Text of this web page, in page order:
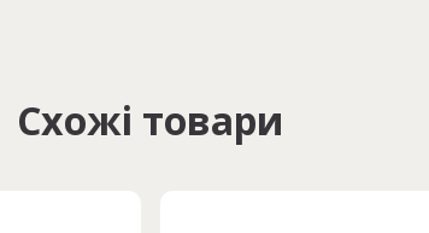
Схожі товари